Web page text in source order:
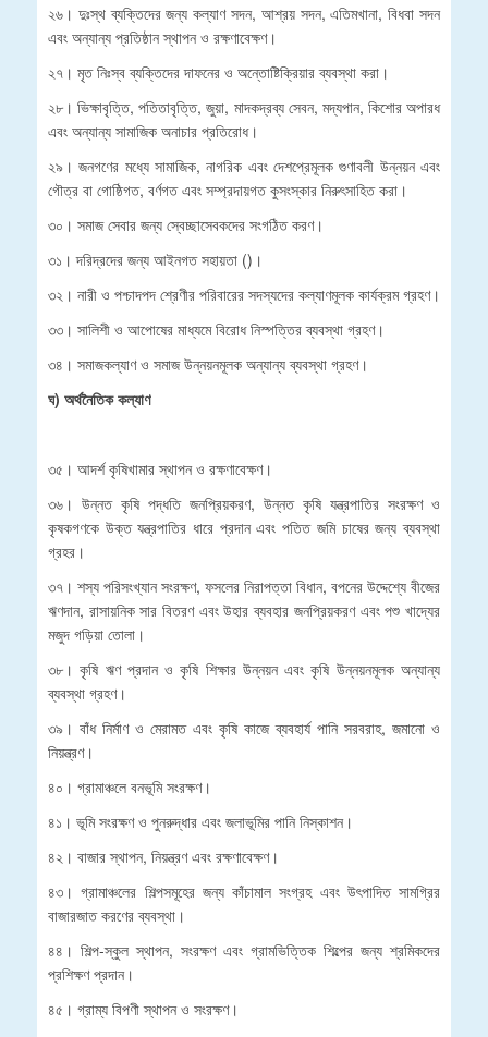
২৬। দুঃস্থ ব্যক্তিদের জন্য কল্যাণ সদন, আশ্রয় সদন, এতিমখানা, বিধবা সদন
এবং অন্যান্য প্রতিষ্ঠান স্থাপন ও রক্ষণাবেক্ষণ।
২৭। মৃত নিঃস্ব ব্যক্তিদের দাফনের ও অন্তোষ্টিক্রিয়ার ব্যবস্থা করা।
২৮। ভিক্ষাবৃত্তি, পতিতাবৃত্তি, জুয়া, মাদকদ্রব্য সেবন, মদ্যপান, কিশোর অপারধ
এবং অন্যান্য সামাজিক অনাচার প্রতিরোধ।
২৯। জনগণের মধ্যে সামাজিক, নাগরিক এবং দেশপ্রেমূলক গুণাবলী উন্নয়ন এবং
গৌত্র বা গোষ্ঠিগত, বর্ণগত এবং সম্প্রদায়গত কুসংস্কার নিরুৎসাহিত করা।
৩০। সমাজ সেবার জন্য স্বেচ্ছাসেবকদের সংগঠিত করণ।
৩১। দরিদ্রদের জন্য আইনগত সহায়তা ()।
৩২। নারী ও পশ্চাদপদ শ্রেণীর পরিবারের সদস্যদের কল্যাণমূলক কার্যক্রম গ্রহণ।
৩৩। সালিশী ও আপোষের মাধ্যমে বিরোধ নিস্পত্তির ব্যবস্থা গ্রহণ।
৩৪। সমাজকল্যাণ ও সমাজ উন্নয়নমূলক অন্যান্য ব্যবস্থা গ্রহণ।
ঘ) অর্থনৈতিক কল্যাণ
৩৫। আদর্শ কৃষিখামার স্থাপন ও রক্ষণাবেক্ষণ।
৩৬। উন্নত কৃষি পদ্ধতি জনপ্রিয়করণ, উন্নত কৃষি যন্ত্রপাতির সংরক্ষণ ও
কৃষকগণকে উক্ত যন্ত্রপাতির ধারে প্রদান এবং পতিত জমি চাষের জন্য ব্যবস্থা
গ্রহর।
৩৭। শস্য পরিসংখ্যান সংরক্ষণ, ফসলের নিরাপত্তা বিধান, বপনের উদ্দেশ্যে বীজের
ঋণদান, রাসায়নিক সার বিতরণ এবং উহার ব্যবহার জনপ্রিয়করণ এবং পশু খাদ্যের
মজুদ গড়িয়া তোলা।
৩৮। কৃষি ঋণ প্রদান ও কৃষি শিক্ষার উন্নয়ন এবং কৃষি উন্নয়নমূলক অন্যান্য
ব্যবস্থা গ্রহণ।
৩৯। বাঁধ নির্মাণ ও মেরামত এবং কৃষি কাজে ব্যবহার্য পানি সরবরাহ, জমানো ও
নিয়ন্ত্রণ।
৪০। গ্রামাঞ্চলে বনভূমি সংরক্ষণ।
৪১। ভূমি সংরক্ষণ ও পুনরুদ্ধার এবং জলাভূমির পানি নিস্কাশন।
৪২। বাজার স্থাপন, নিয়ন্ত্রণ এবং রক্ষণাবেক্ষণ।
৪৩। গ্রামাঞ্চলের শিল্পসমূহের জন্য কাঁচামাল সংগ্রহ এবং উৎপাদিত সামগ্রির
বাজারজাত করণের ব্যবস্থা।
৪৪। শিল্প-স্কুল স্থাপন, সংরক্ষণ এবং গ্রামভিত্তিক শিল্পের জন্য শ্রমিকদের
প্রশিক্ষণ প্রদান।
৪৫। গ্রাম্য বিপণী স্থাপন ও সংরক্ষণ।